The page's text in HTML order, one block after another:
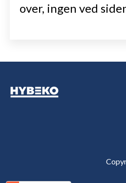
over, ingen ved